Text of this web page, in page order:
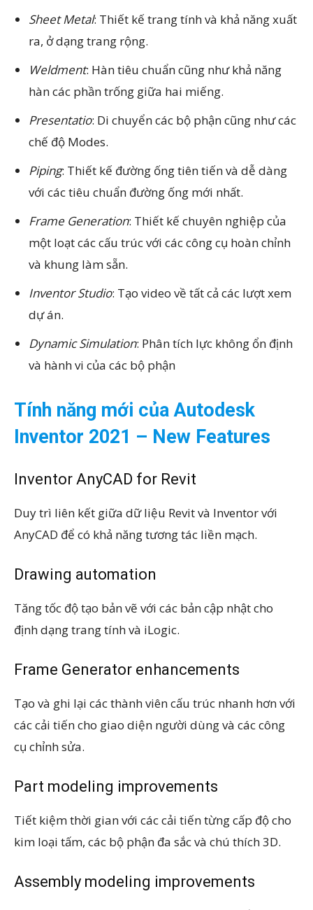
Sheet Metal: Thiết kế trang tính và khả năng xuất
ra, ở dạng trang rộng.
Weldment: Hàn tiêu chuẩn cũng như khả năng
hàn các phần trống giữa hai miếng.
Presentatio: Di chuyển các bộ phận cũng như các
chế độ Modes.
Piping: Thiết kế đường ống tiên tiến và dễ dàng
với các tiêu chuẩn đường ống mới nhất.
Frame Generation: Thiết kế chuyên nghiệp của
một loạt các cấu trúc với các công cụ hoàn chỉnh
và khung làm sẵn.
Inventor Studio: Tạo video về tất cả các lượt xem
dự án.
Dynamic Simulation: Phân tích lực không ổn định
và hành vi của các bộ phận
Tính năng mới của Autodesk
Inventor 2021 – New Features
Inventor AnyCAD for Revit
Duy trì liên kết giữa dữ liệu Revit và Inventor với
AnyCAD để có khả năng tương tác liền mạch.
Drawing automation
Tăng tốc độ tạo bản vẽ với các bản cập nhật cho
định dạng trang tính và iLogic.
Frame Generator enhancements
Tạo và ghi lại các thành viên cấu trúc nhanh hơn với
các cải tiến cho giao diện người dùng và các công
cụ chỉnh sửa.
Part modeling improvements
Tiết kiệm thời gian với các cải tiến từng cấp độ cho
kim loại tấm, các bộ phận đa sắc và chú thích 3D.
Assembly modeling improvements